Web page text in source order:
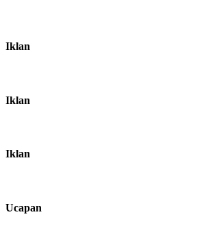
Iklan
Iklan
Iklan
Ucapan